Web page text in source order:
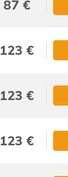
87 €
123 €
123 €
123 €